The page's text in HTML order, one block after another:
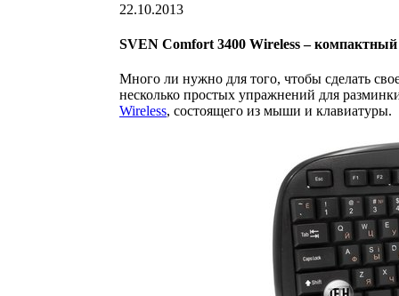
22.10.2013
SVEN Comfort 3400 Wireless –
Много ли нужно для того, чтобы сделать
несколько простых упражнений для
Wireless, состоящего из мыши и клавиатуры.